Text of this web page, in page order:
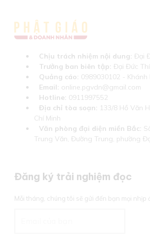
Chịu trách nhiệm nội dung: Đại
Trưởng ban biên tập: Đại Đức
Quảng cáo: 0989030102 - Khánh
Email: online.pgvdn@gmail.com
Hotline: 0911997552
Địa chỉ tòa soạn: 133/8 Hồ Văn
Chí Minh
Văn phòng đại diện miền Bắc:
Trung Văn, Đường Trung, phường
Đăng ký trải nghiệm đọc
Mỗi tháng, chúng tôi sẽ gửi đến bạn mọi